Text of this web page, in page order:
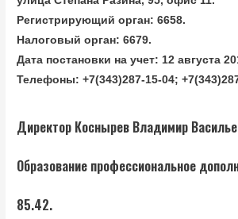
Регистрирующий орган: 6658.
Налоговый орган: 6679.
Дата постановки на учет: 12 августа
Телефоны: +7(343)287-15-04;
Директор Коснырев Владимир
Образование профессиональное
85.42.